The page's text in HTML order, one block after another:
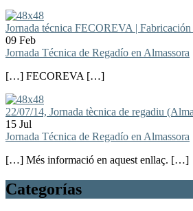
Jornada técnica FECOREVA |
09 Feb
Jornada Técnica de Regadío en Almassora
[…] FECOREVA […]
22/07/14, Jornada tècnica de regadiu
15 Jul
Jornada Técnica de Regadío en Almassora
[…] Més informació en aquest enllaç. […]
Categorías